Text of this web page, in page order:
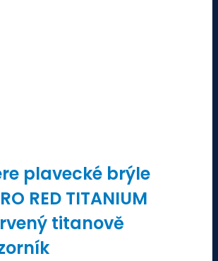
plavecké brýle
RED TITANIUM
titanově